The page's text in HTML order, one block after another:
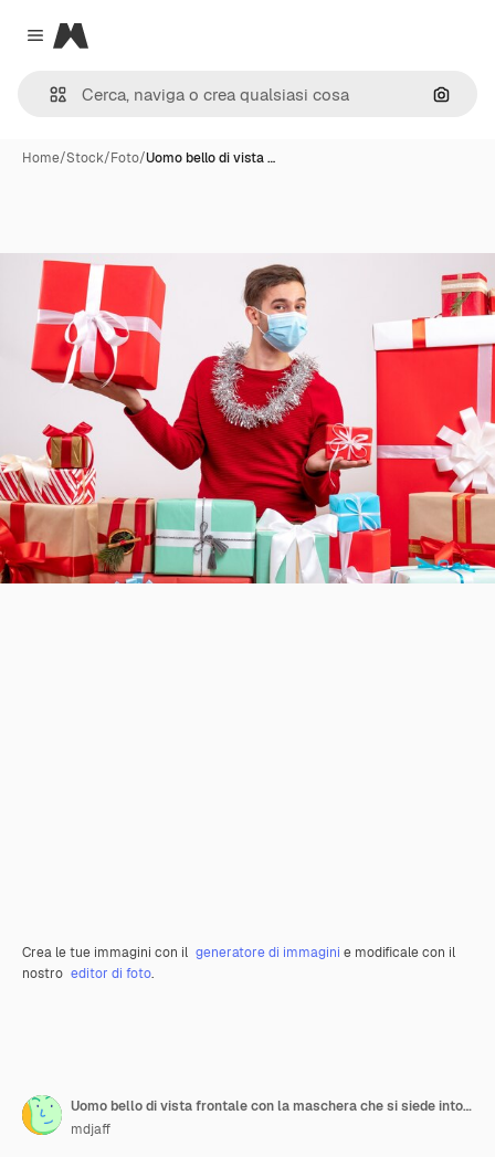
Close menu
Magnific
Cerca
Home/Stock/Foto/Uomo bello di vista …
Crea le tue immagini con il generatore di immagini e modificale con il
nostro editor di foto.
Uomo bello di vista frontale con la maschera che si siede intorno ai regali di natale
mdjaff